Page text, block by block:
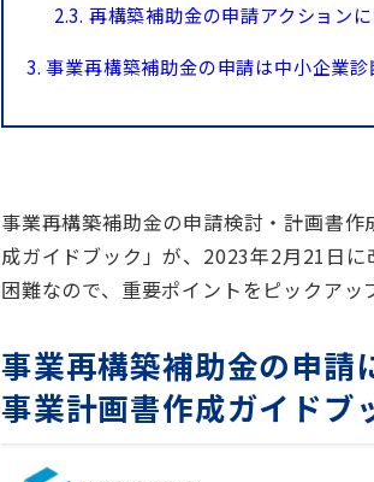
2.3. 再構築補助金の申請アクション
3. 事業再構築補助金の申請は中小企業
事業再構築補助金の申請検討・計画書
成ガイドブック」が、2023年2月21日
困難なので、重要ポイントをピックアッ
事業再構築補助金の申請
事業計画書作成ガイドブ